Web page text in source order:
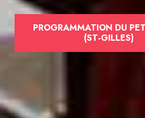
PROGRAMMATION DU
(ST-GILLES)